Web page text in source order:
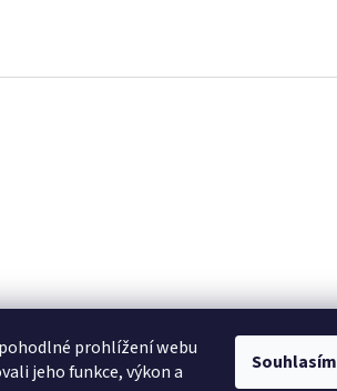
prohlížení webu
jeho funkce, výkon a
Souhlasím